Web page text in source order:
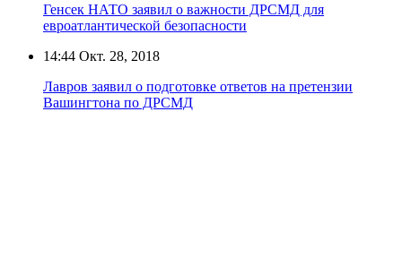
Генсек НАТО заявил о важности ДРСМД для
евроатлантической безопасности
14:44 Окт. 28, 2018
Лавров заявил о подготовке ответов на претензии
Вашингтона по ДРСМД